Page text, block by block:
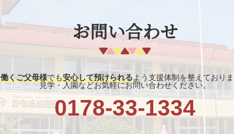
お問い合わせ
働くご父母様でも安心して預けられるよう支援体制を整えており
見学・入園などお気軽にお問い合わせください。
0178-33-1334